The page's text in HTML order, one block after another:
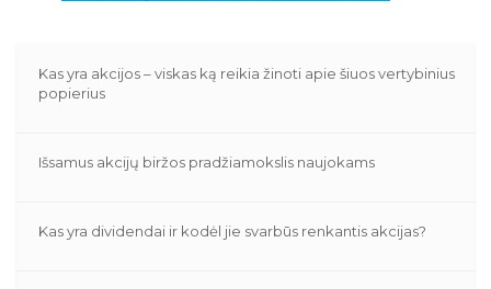
Kas yra akcijos – viskas ką reikia žinoti apie šiuos vertybinius
popierius
Išsamus akcijų biržos pradžiamokslis naujokams
Kas yra dividendai ir kodėl jie svarbūs renkantis akcijas?